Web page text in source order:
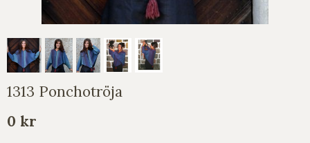
1313 Ponchotröja
0 kr